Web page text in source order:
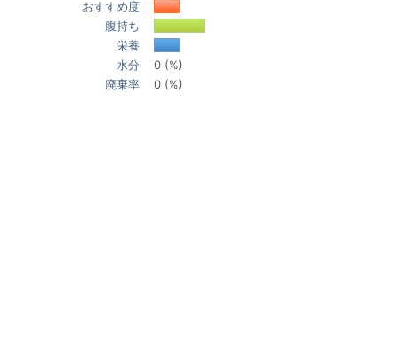
おすすめ度
腹持ち
栄養
水分
0 (%)
廃棄率
0 (%)